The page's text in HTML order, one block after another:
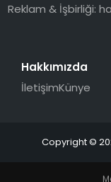
Reklam & İşbirliği:
Hakkımızda
İletişimKünye
Copyright ©